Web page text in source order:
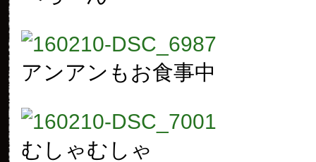
アンアンもお食事中
むしゃむしゃ